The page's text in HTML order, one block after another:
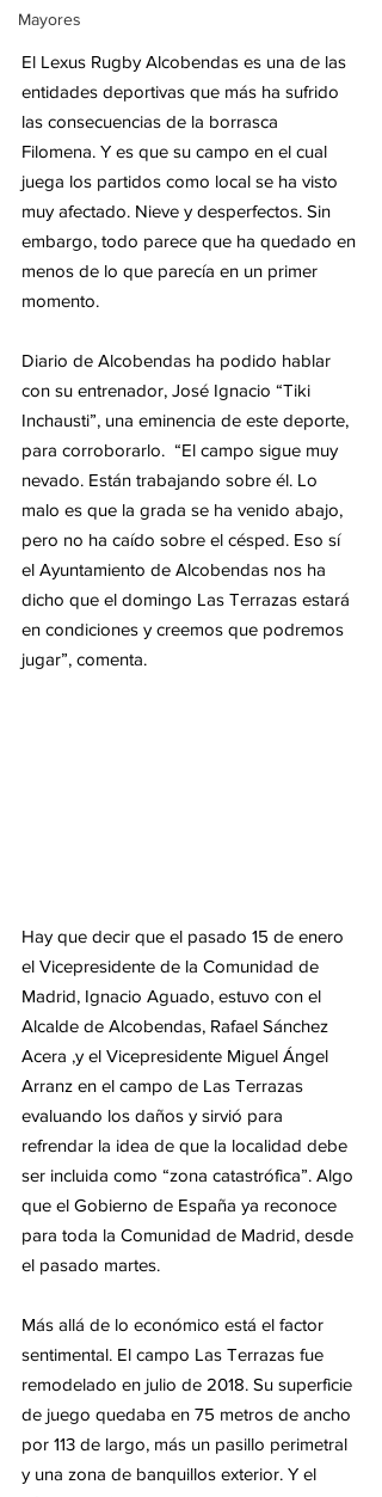
Mayores
El Lexus Rugby Alcobendas es una de las
entidades deportivas que más ha sufrido
las consecuencias de la borrasca
Filomena. Y es que su campo en el cual
juega los partidos como local se ha visto
muy afectado. Nieve y desperfectos. Sin
embargo, todo parece que ha quedado en
menos de lo que parecía en un primer
momento.
Diario de Alcobendas ha podido hablar
con su entrenador, José Ignacio “Tiki
Inchausti”, una eminencia de este deporte,
para corroborarlo.  “El campo sigue muy
nevado. Están trabajando sobre él. Lo
malo es que la grada se ha venido abajo,
pero no ha caído sobre el césped. Eso sí
el Ayuntamiento de Alcobendas nos ha
dicho que el domingo Las Terrazas estará
en condiciones y creemos que podremos
jugar”, comenta.
Hay que decir que el pasado 15 de enero
el Vicepresidente de la Comunidad de
Madrid, Ignacio Aguado, estuvo con el
Alcalde de Alcobendas, Rafael Sánchez
Acera ,y el Vicepresidente Miguel Ángel
Arranz en el campo de Las Terrazas
evaluando los daños y sirvió para
refrendar la idea de que la localidad debe
ser incluida como “zona catastrófica”. Algo
que el Gobierno de España ya reconoce
para toda la Comunidad de Madrid, desde
el pasado martes.
Más allá de lo económico está el factor
sentimental. El campo Las Terrazas fue
remodelado en julio de 2018. Su superficie
de juego quedaba en 75 metros de ancho
por 113 de largo, más un pasillo perimetral
y una zona de banquillos exterior. Y el